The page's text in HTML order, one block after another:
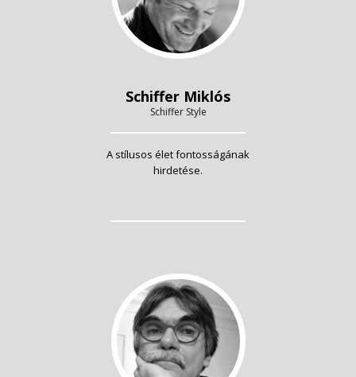
Schiffer Miklós
Schiffer Style
A stílusos élet fontosságának
hirdetése.